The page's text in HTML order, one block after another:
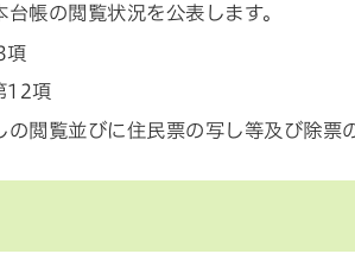
帳の閲覧状況を公表します。
項
12項
の閲覧並びに住民票の写し等及び除票